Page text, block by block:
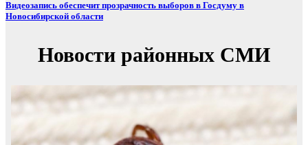
Видеозапись обеспечит прозрачность выборов в Госдуму в
Новосибирской области